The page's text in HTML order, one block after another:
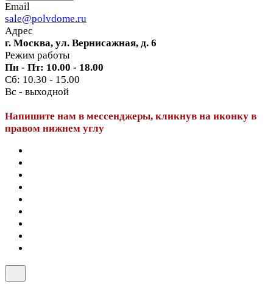
Email
sale@polvdome.ru
Адрес
г. Москва, ул. Вернисажная, д. 6
Режим работы
Пн - Пт: 10.00 - 18.00
Сб: 10.30 - 15.00
Вс - выходной
Напишите нам в мессенджеры, кликнув на иконку в
правом нижнем углу